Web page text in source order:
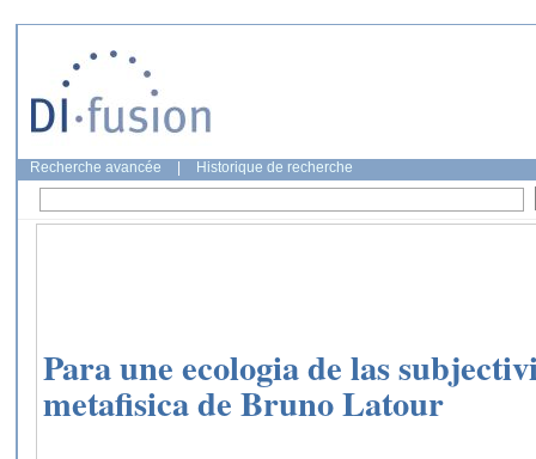
Recherche avancée Historique de recherche
Para une ecologia de las
metafisica de Bruno Latour